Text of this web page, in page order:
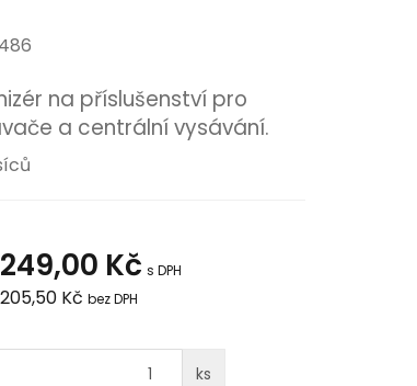
na příslušenství pro
a centrální vysávání.
249,00 Kč s DPH
205,50 Kčbez DPH
ks